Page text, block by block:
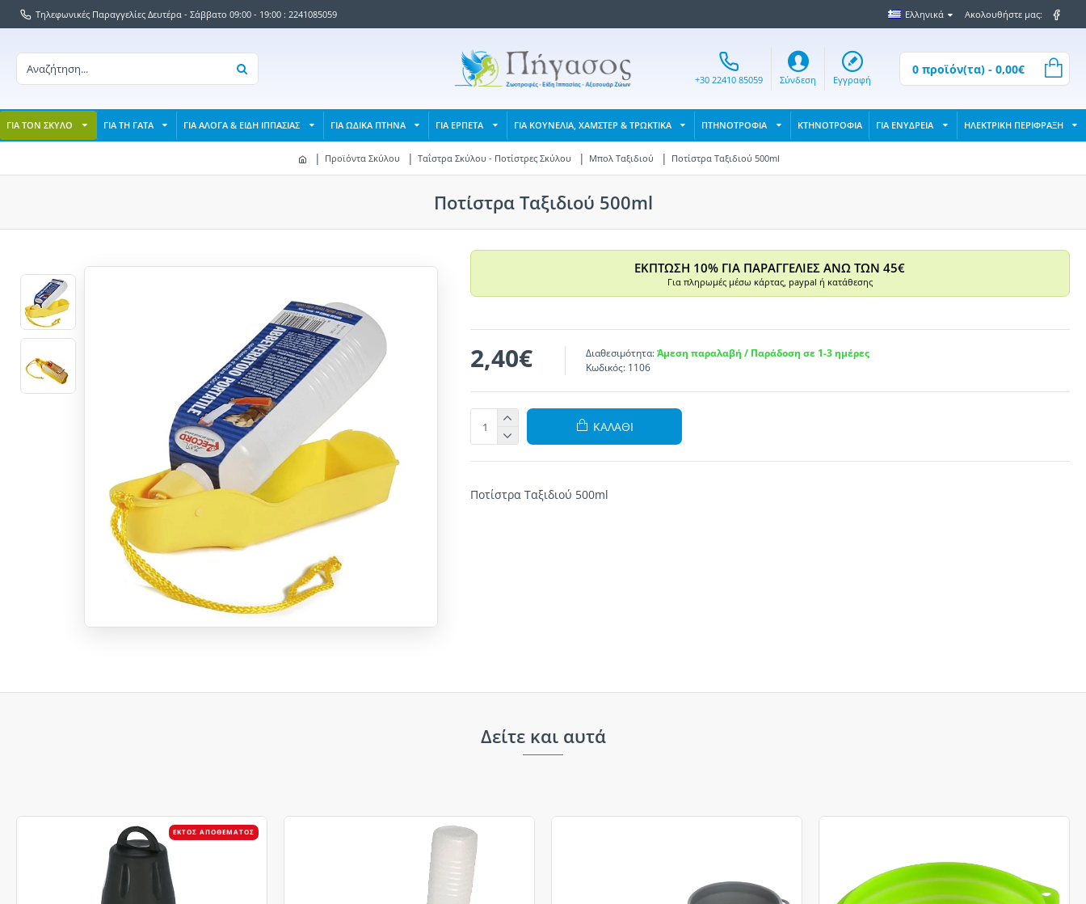
Τηλεφωνικές Παραγγελίες Δευτέρα - Σάββατο 09:00 - 19:00 : 2241085059 Ελληνικά Ακολουθήστε μας:
+30 22410 85059 Σύνδεση Εγγραφή
0 προϊόν(τα) - 0,00€
ΓΙΑ ΤΟΝ ΣΚΥΛΟ ΓΙΑ ΤΗ ΓΑΤΑ ΓΙΑ ΑΛΟΓΑ & ΕΙΔΗ ΙΠΠΑΣΙΑΣ ΓΙΑ ΩΔΙΚΑ ΠΤΗΝΑ ΓΙΑ ΕΡΠΕΤΑ ΓΙΑ ΚΟΥΝΕΛΙΑ, ΧΑΜΣΤΕΡ & ΤΡΩΚΤΙΚΑ ΠΤΗΝΟΤΡΟΦΙΑ ΚΤΗΝΟΤΡΟΦΙΑ ΓΙΑ ΕΝΥΔΡΕΙΑ ΗΛΕΚΤΡΙΚΗ ΠΕΡΙΦΡΑΞΗ
Προϊόντα Σκύλου Ταΐστρα Σκύλου - Ποτίστρες Σκύλου Μπολ Ταξιδιού Ποτίστρα Ταξιδιού 500ml
Ποτίστρα Ταξιδιού 500ml
ΕΚΠΤΩΣΗ 10% ΓΙΑ ΠΑΡΑΓΓΕΛΙΕΣ ΑΝΩ ΤΩΝ 45€
Για πληρωμές μέσω κάρτας, paypal ή κατάθεσης
2,40€ Διαθεσιμότητα: Άμεση παραλαβή / Παράδοση σε 1-3 ημέρες
Κωδικός: 1106
ΚΑΛΆΘΙ
Ποτίστρα Ταξιδιού 500ml
Δείτε και αυτά
ΕΚΤΌΣ ΑΠΟΘΈΜΑΤΟΣ